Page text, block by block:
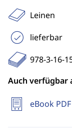
Leinen
lieferbar
978-3-16-
Auch verfügbar
eBook PDF